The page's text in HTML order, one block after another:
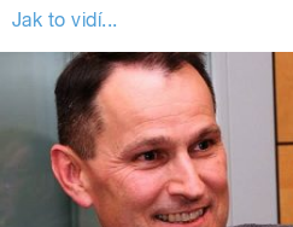
Jak to vidí...